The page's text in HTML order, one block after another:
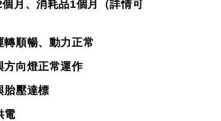
月、消耗品1個月（詳情可
順暢、動力正常
向燈正常運作
壓達標
電